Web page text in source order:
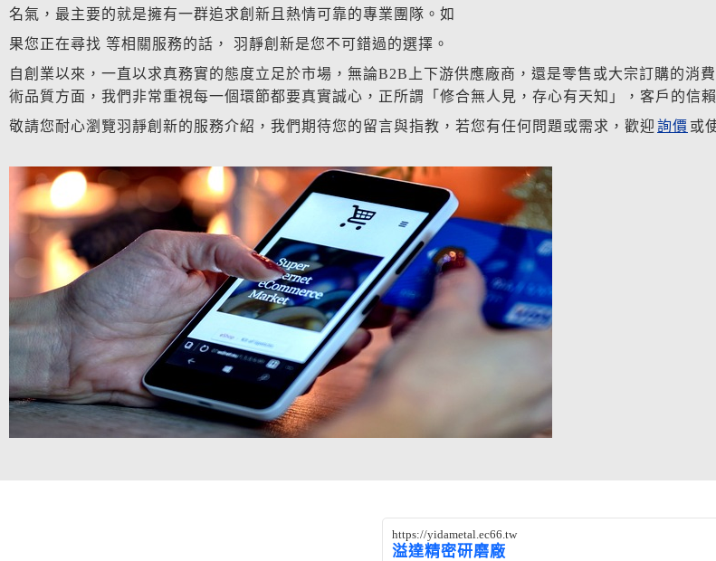
名氣，最主要的就是擁有一群追求創新且熱情可靠的專業團隊。如
果您正在尋找 等相關服務的話， 羽靜創新是您不可錯過的選擇。
自創業以來，一直以求真務實的態度立足於市場，無論B2B上下游供應廠商，還是零售或大宗訂購的消
術品質方面，我們非常重視每一個環節都要真實誠心，正所謂「修合無人見，存心有天知」，客戶的信
敬請您耐心瀏覽羽靜創新的服務介紹，我們期待您的留言與指教，若您有任何問題或需求，歡迎 詢價 或
https://yidametal.ec66.tw
溢達精密研磨廠